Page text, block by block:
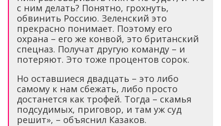
с ним делать? Понятно, грохнуть,
обвинить Россию. Зеленский это
прекрасно понимает. Поэтому его
охрана – его же конвой, это британский
спецназ. Получат другую команду – и
потеряют. Это тоже процентов сорок.
Но оставшиеся двадцать – это либо
самому к нам сбежать, либо просто
достанется как трофей. Тогда – скамья
подсудимых, приговор, и там уж суд
решит», – объяснил Казаков.